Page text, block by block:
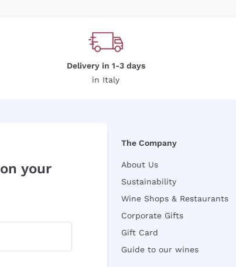
Delivery in 1-3 days
in Italy
on your
The Company
About Us
Sustainability
Wine Shops & Restaurants
Corporate Gifts
Gift Card
Guide to our wines